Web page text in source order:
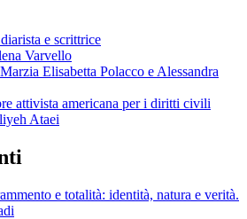
e scrittrice
Varvello
Elisabetta Polacco e Alessandra
attivista americana per i diritti civili
Ataei
e totalità: identità, natura e verità.